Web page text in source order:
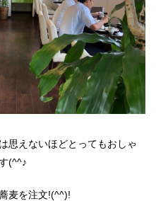
思えないほどとってもおしゃ
(^^♪
麦を注文!(^^)!